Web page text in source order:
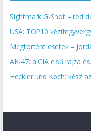
Sightmark G-Shot – red
USA: TOP10
Megtörtént esetek –
AK-47: a CIA első rajza
Heckler und Koch: kész